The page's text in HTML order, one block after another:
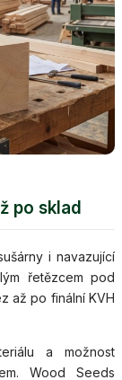
po sklad
i navazující
řetězcem pod
až po finální KVH
a možnost
Wood Seeds